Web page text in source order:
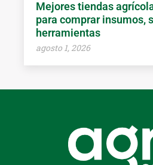
Mejores tiendas
para comprar insumos,
herramientas
agosto 1, 2026